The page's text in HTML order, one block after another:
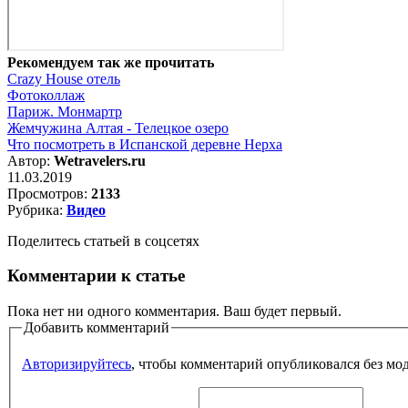
Рекомендуем так же прочитать
Crazy House отель
Фотоколлаж
Париж. Монмартр
Жемчужина Алтая - Телецкое озеро
Что посмотреть в Испанской деревне Нерха
Автор: Wetravelers.ru
11.03.2019
Просмотров: 2133
Рубрика: Видео
Поделитесь статьей в соцсетях
Комментарии к статье
Пока нет ни одного комментария. Ваш будет первый.
Добавить комментарий
Авторизируйтесь, чтобы комментарий опубликовался без